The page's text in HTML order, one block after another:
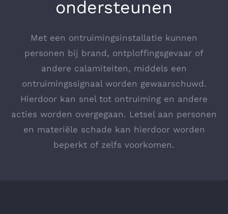
ondersteunen
Met een ontruimingsinstallatie kunnen
personen bij brand, ontploffingsgevaar of
andere calamiteiten, middels een
ontruimingssignaal worden gewaarschuwd.
Hierdoor kan snel tot ontruiming en andere
acties worden overgegaan. Letsel aan personen
en materiële schade kan hierdoor worden
beperkt of zelfs voorkomen.